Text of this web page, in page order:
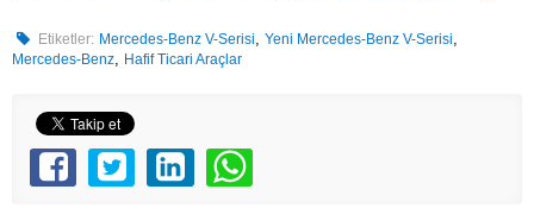
Etiketler: Mercedes-Benz V-Serisi ,Yeni Mercedes-Benz V-Serisi
Mercedes-Benz Hafif Ticari Araçlar